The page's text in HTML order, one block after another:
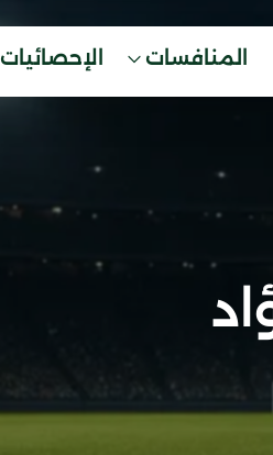
المنافسات الإحصائيات